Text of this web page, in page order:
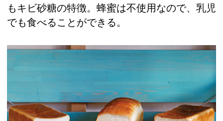
もキビ砂糖の特徴。蜂蜜は不使用なので、乳児
でも食べることができる。